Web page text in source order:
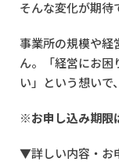
そんな変化が期待
事業所の規模や経
ん。「経営にお困
い」という想いで
※お申し込み期限
▼詳しい内容・お